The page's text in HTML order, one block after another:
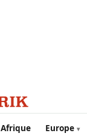
Afrique Europe